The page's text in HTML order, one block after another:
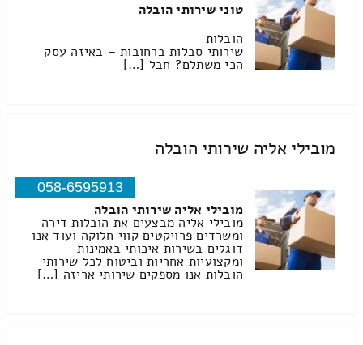
טוני שירותי הובלה
הובלות
שירותי סבלות ברחובות – באיזה עסק
הכי משתלם? חבל […]
מובילי אליה שירותי הובלה
058-6595913
מובילי אליה שירותי הובלה
מובילי אליה מבצעים את הובלות דירה
ומשרדים פרויקטים קווי חלוקה ועוד אנו
דוגלים בשירות איכותי באמינות
ומקצועיות אחריות וביטוח לכל שירותי
הובלות אנו מספקים שירותי אריזה […]